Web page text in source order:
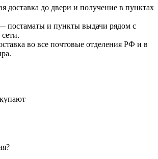
до двери и получение в пунктах
постаматы и пункты выдачи рядом с
во все почтовые отделения РФ и в